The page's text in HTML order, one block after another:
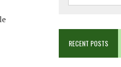
RECENT POSTS